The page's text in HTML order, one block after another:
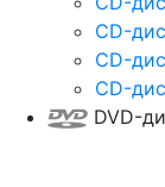
CD-
CD-
CD-
DVD-